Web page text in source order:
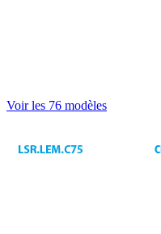
Voir les 76 modèles